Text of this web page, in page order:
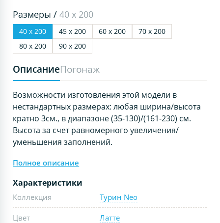
Размеры /40 х 200
40 х 200 45 х 200 60 х 200
70 х 200
80 х 200
90 х 200
ОписаниеПогонаж
Возможности изготовления этой модели в
нестандартных размерах: любая ширина/высота
кратно 3см., в диапазоне (35-130)/(161-230) см.
Высота за счет равномерного увеличения/
уменьшения заполнений.
Полное описание
Характеристики
Коллекция Турин Neo
Цвет Латте